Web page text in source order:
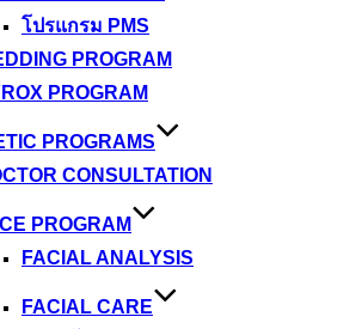
โปรแกรม PMS
PROGRAM
PROGRAM
PROGRAMS
CONSULTATION
PROGRAM
FACIAL ANALYSIS
FACIAL CARE